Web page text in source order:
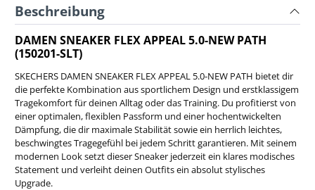
Beschreibung
DAMEN SNEAKER FLEX APPEAL 5.0-NEW PATH
(150201-SLT)
SKECHERS DAMEN SNEAKER FLEX APPEAL 5.0-NEW PATH bietet dir
die perfekte Kombination aus sportlichem Design und erstklassigem
Tragekomfort für deinen Alltag oder das Training. Du profitierst von
einer optimalen, flexiblen Passform und einer hochentwickelten
Dämpfung, die dir maximale Stabilität sowie ein herrlich leichtes,
beschwingtes Tragegefühl bei jedem Schritt garantieren. Mit seinem
modernen Look setzt dieser Sneaker jederzeit ein klares modisches
Statement und verleiht deinen Outfits ein absolut stylisches
Upgrade.